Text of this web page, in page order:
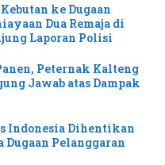
ke Dugaan
Dua Remaja di
Laporan Polisi
Peternak Kalteng
Jawab atas Dampak
Indonesia Dihentikan
Dugaan Pelanggaran